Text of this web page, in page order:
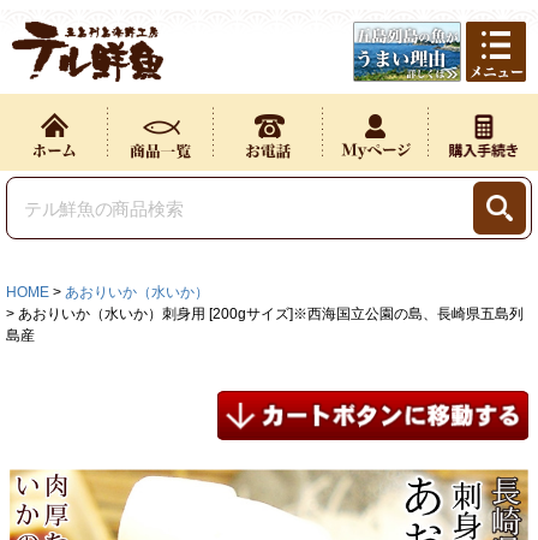
HOME
あおりいか（水いか）
あおりいか（水いか）刺身用 [200gサイズ]※西海国立公園の島、長崎県五島列
島産